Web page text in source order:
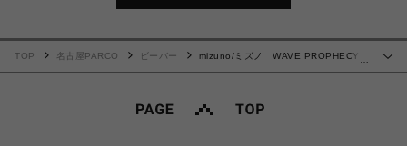
…
TOP 名古屋PARCO ビーバー
mizuno/ミズノ WAVE PROPHECY